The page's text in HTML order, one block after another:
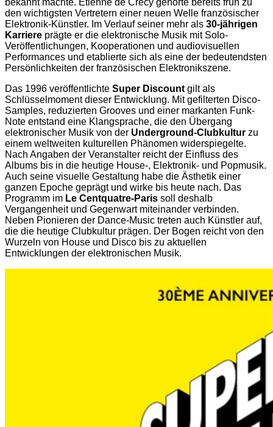
den wichtigsten Vertretern einer neuen Welle französischer
Elektronik-Künstler. Im Verlauf seiner mehr als 30-jährigen
Karriere prägte er die elektronische Musik mit Solo-
Veröffentlichungen, Kooperationen und audiovisuellen
Performances und etablierte sich als eine der bedeutendsten
Persönlichkeiten der französischen Elektronikszene.
Das 1996 veröffentlichte Super Discount gilt als
Schlüsselmoment dieser Entwicklung. Mit gefilterten Disco-
Samples, reduzierten Grooves und einer markanten Funk-
Note entstand eine Klangsprache, die den Übergang
elektronischer Musik von der Underground-Clubkultur zu
einem weltweiten kulturellen Phänomen widerspiegelte.
Nach Angaben der Veranstalter reicht der Einfluss des
Albums bis in die heutige House-, Elektronik- und Popmusik.
Auch seine visuelle Gestaltung habe die Ästhetik einer
ganzen Epoche geprägt und wirke bis heute nach. Das
Programm im Le Centquatre-Paris soll deshalb
Vergangenheit und Gegenwart miteinander verbinden.
Neben Pionieren der Dance-Music treten auch Künstler auf,
die die heutige Clubkultur prägen. Der Bogen reicht von den
Wurzeln von House und Disco bis zu aktuellen
Entwicklungen der elektronischen Musik.